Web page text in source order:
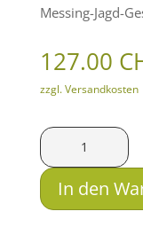
Messing-Jagd-
127.00
zzgl. Versandkosten
SAX
KDG-
S
.300
In den